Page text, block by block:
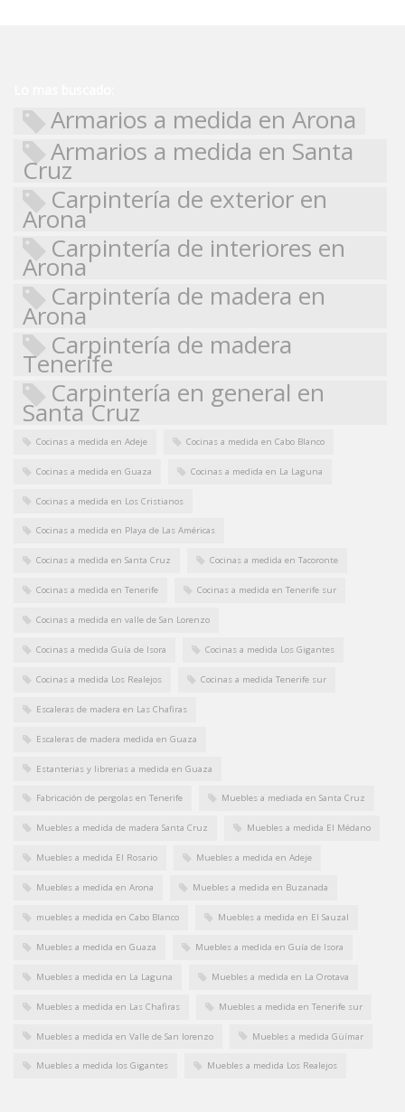
Armarios a medida en Arona
Armarios a medida en Santa
Cruz
Carpintería de exterior en
Arona
Carpintería de interiores en
Arona
Carpintería de madera en
Arona
Carpintería de madera
Tenerife
Carpintería en general en
Santa Cruz
Cocinas a medida en Adeje Cocinas a medida en Cabo Blanco
Cocinas a medida en Guaza Cocinas a medida en La Laguna
Cocinas a medida en Los Cristianos
Cocinas a medida en Playa de Las Américas
Cocinas a medida en Santa Cruz Cocinas a medida en Tacoronte
Cocinas a medida en Tenerife Cocinas a medida en Tenerife sur
Cocinas a medida en valle de San Lorenzo
Cocinas a medida Guía de Isora Cocinas a medida Los Gigantes
Cocinas a medida Los Realejos Cocinas a medida Tenerife sur
Escaleras de madera en Las Chafiras
Escaleras de madera medida en Guaza
Estanterias y librerias a medida en Guaza
Fabricación de pergolas en Tenerife Muebles a mediada en Santa Cruz
Muebles a medida de madera Santa Cruz Muebles a medida El Médano
Muebles a medida El Rosario Muebles a medida en Adeje
Muebles a medida en Arona Muebles a medida en Buzanada
muebles a medida en Cabo Blanco Muebles a medida en El Sauzal
Muebles a medida en Guaza Muebles a medida en Guía de Isora
Muebles a medida en La Laguna Muebles a medida en La Orotava
Muebles a medida en Las Chafiras Muebles a medida en Tenerife sur
Muebles a medida en Valle de San lorenzo Muebles a medida Güímar
Muebles a medida los Gigantes Muebles a medida Los Realejos